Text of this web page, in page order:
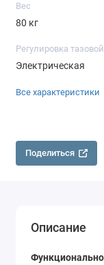
Вес
80 кг
Регулировка
Электрическая
Все характеристики
Поделиться
Описание